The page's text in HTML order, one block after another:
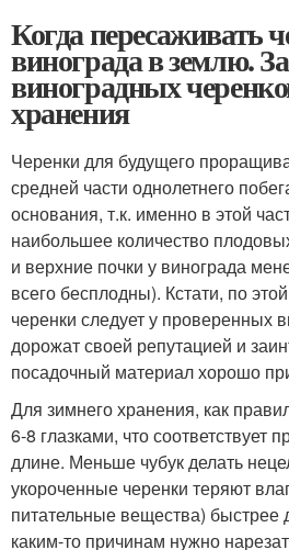
Когда пересаживать
винограда в землю.
виноградных
хранения
Черенки для будущего
средней части однолетнего
основания, т.к. именно в этой
наибольшее количество
и верхние почки у винограда
всего бесплодны). Кстати, по
черенки следует у проверенных
дорожат своей репутацией и
посадочный материал хорошо
Для зимнего хранения, как
6-8 глазками, что соответствует
длине. Меньше чубук делать
укороченные черенки теряют
питательные вещества)
каким-то причинам нужно